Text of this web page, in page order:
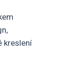
kreslení